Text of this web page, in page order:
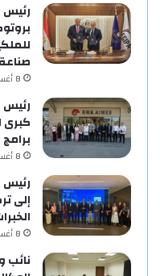
رئيس
8 أغسطس، 2026
رئيس
كبرى
8 أغسطس، 2026
رئيس
إلى
8 أغسطس، 2026
نائب